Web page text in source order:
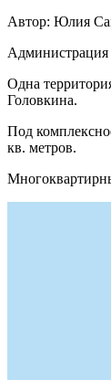
Автор: Юлия
Администрация
Одна
Головкина.
Под
кв. метров.